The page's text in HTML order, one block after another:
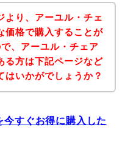
より、アーユル・チェ
価格で購入することが
、アーユル・チェア
る方は下記ページなど
はいかがでしょうか？
すぐお得に購入した